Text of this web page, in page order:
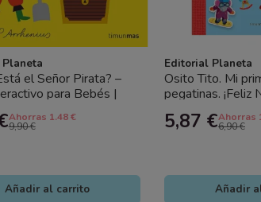
el Señor Pirata? –
para Bebés |
Ahorras 1.48 €
9,90 €
Añadir al carrito
Editorial Planeta
Osito Tito. Mi
pegatinas. ¡Feliz
5,87 €Ahorras
6,90 €
Añadir